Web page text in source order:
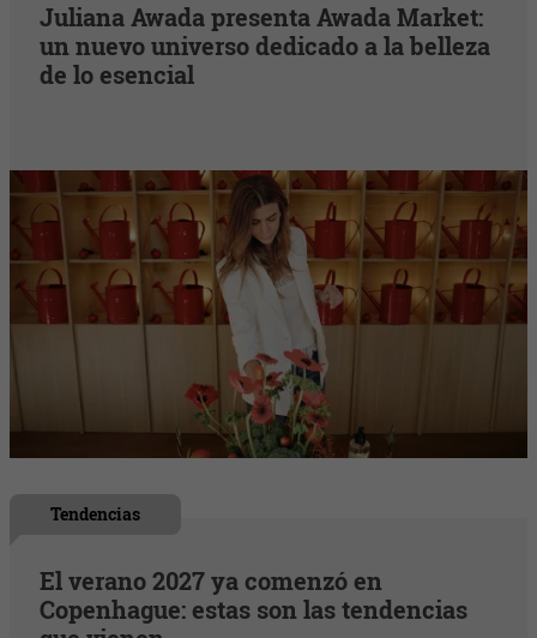
Juliana Awada presenta Awada Market:
un nuevo universo dedicado a la belleza
de lo esencial
Tendencias
El verano 2027 ya comenzó en
Copenhague: estas son las tendencias